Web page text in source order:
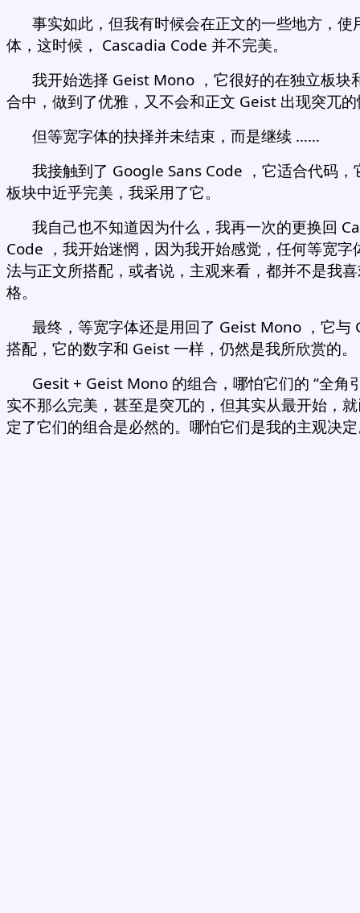
事实如此，但我有时候会在正文的一些地方，使
体，这时候， Cascadia Code 并不完美。
我开始选择 Geist Mono ，它很好的在独立板块
合中，做到了优雅，又不会和正文 Geist 出现突兀
但等宽字体的抉择并未结束，而是继续 ……
我接触到了 Google Sans Code ，它适合代码，
板块中近乎完美，我采用了它。
我自己也不知道因为什么，我再一次的更换回
Code ，我开始迷惘，因为我开始感觉，任何等宽字
法与正文所搭配，或者说，主观来看，都并不是我
格。
最终，等宽字体还是用回了 Geist Mono ，它与
搭配，它的数字和 Geist 一样，仍然是我所欣赏的。
Gesit + Geist Mono 的组合，哪怕它们的 “全角
实不那么完美，甚至是突兀的，但其实从最开始，
定了它们的组合是必然的。哪怕它们是我的主观决